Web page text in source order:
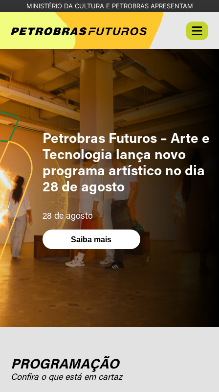
MINISTÉRIO DA CULTURA E PETROBRAS APRESENTAM
Petrobras Futuros – Arte e
Tecnologia lança novo
programa artístico no dia
28 de agosto
28 de agosto
Saiba mais
PROGRAMAÇÃO
Confira o que está em cartaz